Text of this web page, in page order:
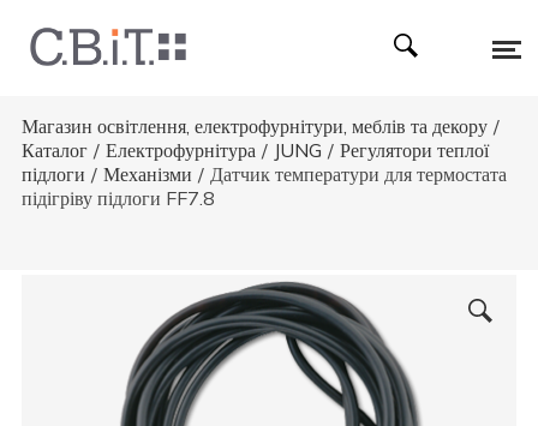
Магазин освітлення, електрофурнітури, меблів та декору /
Каталог / Електрофурнітура / JUNG / Регулятори теплої
підлоги / Механізми / Датчик температури для термостата
підігріву підлоги FF7.8